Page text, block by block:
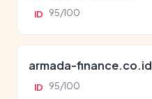
ID 95/100
armada-finance.co.id
ID 95/100